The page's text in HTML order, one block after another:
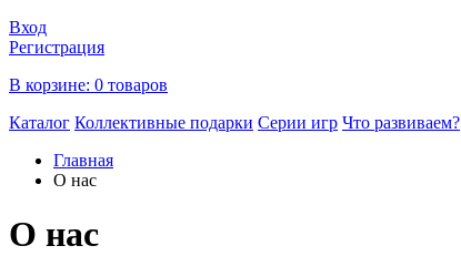
Вход
Регистрация
В корзине: 0 товаров
Каталог Коллективные подарки Серии игр Что развиваем?
Главная
О нас
О нас